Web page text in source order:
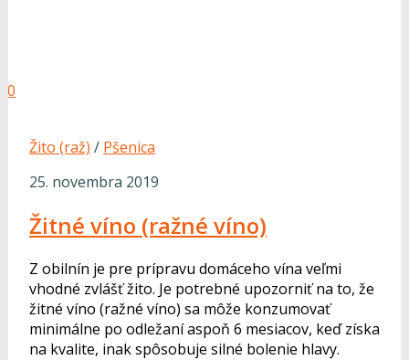
0
Žito (raž) / Pšenica
25. novembra 2019
Žitné víno (ražné víno)
Z obilnín je pre prípravu domáceho vína veľmi
vhodné zvlášť žito. Je potrebné upozorniť na to, že
žitné víno (ražné víno) sa môže konzumovať
minimálne po odležaní aspoň 6 mesiacov, keď získa
na kvalite, inak spôsobuje silné bolenie hlavy.